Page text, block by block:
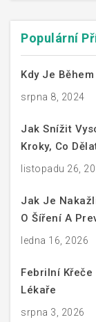
Populární
Kdy Je
srpna 8, 2024
Jak Snížit
Kroky, Co
listopadu 26,
Jak Je
O Šíření A
ledna 16, 2026
Febrilní Křeče
Lékaře
srpna 3, 2026